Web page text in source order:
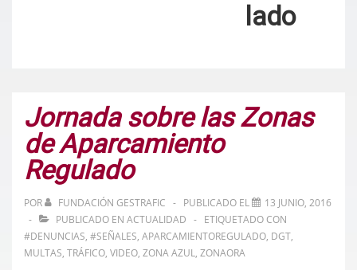
lado
Jornada sobre las Zonas
de Aparcamiento
Regulado
POR FUNDACIÓN GESTRAFIC PUBLICADO EL
13 JUNIO, 2016
PUBLICADO EN ACTUALIDAD
ETIQUETADO CON
#DENUNCIAS, #SEÑALES, APARCAMIENTOREGULADO, DGT,
MULTAS, TRÁFICO, VIDEO, ZONA AZUL, ZONAORA